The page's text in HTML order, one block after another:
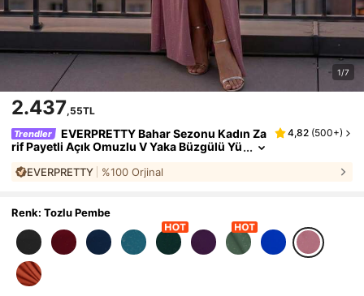
1/7
2.437,55TL
Trendler
EVERPRETTY Bahar Sezonu Kadın Za
rif Payetli Açık Omuzlu V Yaka Büzgülü Yü
kşam Yemeği, Doğum Günü Partisi, Tatil Partis
4,82 (500+)
EVERPRETTY %100 Orjinal
Renk: Tozlu Pembe